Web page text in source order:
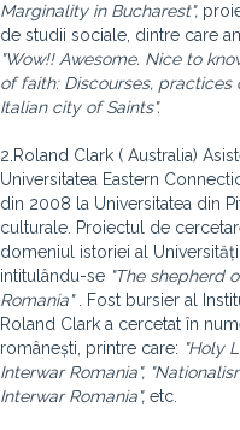
Marginality in Bucharest",
de studii sociale, dintre care
"Wow!! Awesome. Nice to
of faith: Discourses,
Italian city of Saints".
2.Roland Clark ( Australia)
Universitatea Eastern
din 2008 la Universitatea din
culturale. Proiectul de
domeniul istoriei al
intitulându-se "The shepherd
Romania". Fost bursier al
Roland Clark a cercetat în
românești, printre care: "Holy
Interwar Romania",
Interwar Romania", etc.